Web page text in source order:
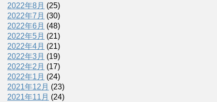
2022年8月 (25)
2022年7月 (30)
2022年6月 (48)
2022年5月 (21)
2022年4月 (21)
2022年3月 (19)
2022年2月 (17)
2022年1月 (24)
2021年12月 (23)
2021年11月 (24)